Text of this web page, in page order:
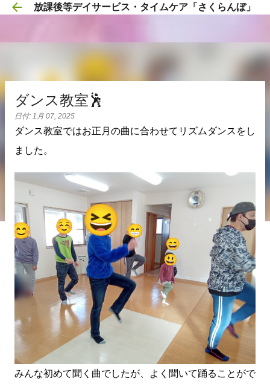
スキップしてメイン コンテンツに移動
放課後等デイサービス・タイムケア「さくらんぼ」
ダンス教室🕺
日付: 1月 07, 2025
ダンス教室ではお正月の曲に合わせてリズムダンスをし
ました。
みんな初めて聞く曲でしたが、よく聞いて踊ることがで